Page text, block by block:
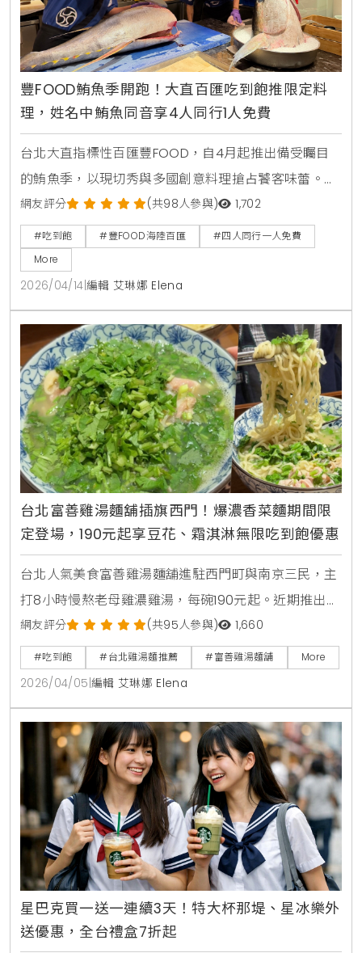
豐FOOD鮪魚季開跑！大直百匯吃到飽推限定料
理，姓名中鮪魚同音享4人同行1人免費
台北大直指標性百匯豐FOOD，自4月起推出備受矚目
的鮪魚季，以現切秀與多國創意料理搶占饕客味蕾。
KiraKacha去啦！創辦人梁翔渝表示，隨著餐飲市場分
眾化，主題性的季節料理結合視覺互動體驗，已成為消
費者選擇百匯的關鍵考量，這不僅提升了餐飲的趣味
性，更能透過專業技藝展示，確立品牌在海味料理上的
職人權威。
網友評分 (共98人參與) 1,702
#吃到飽 #豐FOOD海陸百匯
#四人同行一人免費
More
2026/04/14 編輯 艾琳娜 Elena
台北富善雞湯麵舖插旗西門！爆濃香菜麵期間限
定登場，190元起享豆花、霜淇淋無限吃到飽優惠
台北人氣美食富善雞湯麵舖進駐西門町與南京三民，主
打8小時慢熬老母雞濃雞湯，每碗190元起。近期推出期
間限定爆濃香菜雞湯麵，並提供豆花、霜淇淋及飲料無
限吃到飽，是個人用餐的平價療癒首選。
網友評分 (共95人參與) 1,660
#吃到飽 #台北雞湯麵推薦 #富善雞湯麵舖 More
2026/04/05 編輯 艾琳娜 Elena
星巴克買一送一連續3天！特大杯那堤、星冰樂外
送優惠，全台禮盒7折起